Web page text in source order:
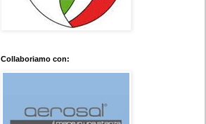
Collaboriamo con: